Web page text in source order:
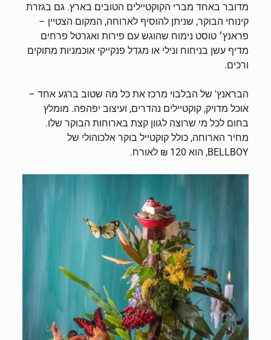
מדובר באחד מברי הקוקטיילים הטובים בארץ. גם בגזרת
קינוחי הבוקר, שניתן להוסיף לארוחה, המקום הצטיין –
פראנץ׳ טוסט נימוח שהוגש עם פירות ואגרטל פרחים
מדיף עשן בניחוח ונילי או מגדל פנקייקי אוכמניות מתוקים
ורכים.
הבראנץ' של הבלבוי מרכז את כל מה שטוב ברגע אחד –
אוכל מדויק, קוקטיילים נהדרים, ועיצוב יפהפה. מומלץ
בחום לכל מי שרוצה לגוון קצת בארוחות הבוקר שלו.
מחיר הארוחה, כולל קוקטייל בוקר אלכוהולי של
BELLBOY, הוא 120 ₪ לאורח.